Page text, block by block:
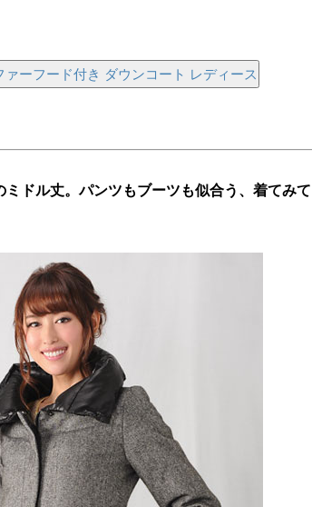
ーフード付き ダウンコート レディース
ドル丈。パンツもブーツも似合う、着てみて